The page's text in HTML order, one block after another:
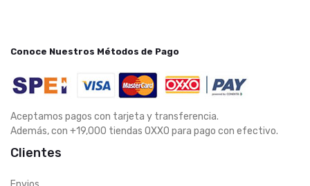
Conoce Nuestros Métodos de Pago
Aceptamos pagos con tarjeta y transferencia.
Además, con +19,000 tiendas OXXO para pago con efectivo.
Clientes